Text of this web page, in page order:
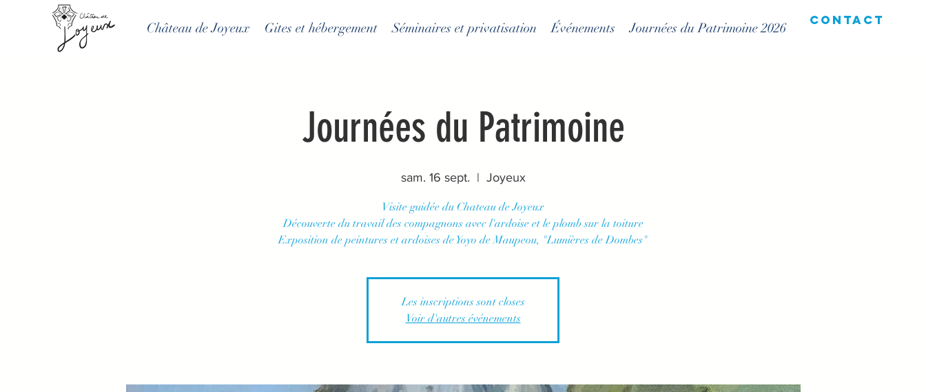
Château de Joyeux Gites et hébergement Séminaires et privatisation Événements Journées du Patrimoine 2026 Contact
Journées du Patrimoine
sam. 16 sept.
  |
Joyeux
Visite guidée du Chateau de Joyeux
Découverte du travail des compagnons avec l'ardoise et le plomb sur la toiture
Les inscriptions sont closes
Voir d'autres événements